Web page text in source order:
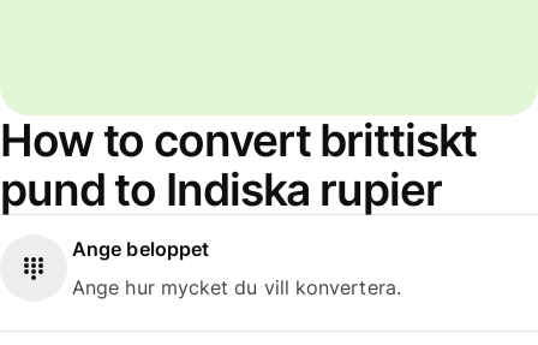
How to convert brittiskt
pund to Indiska rupier
Ange beloppet
Ange hur mycket du vill konvertera.